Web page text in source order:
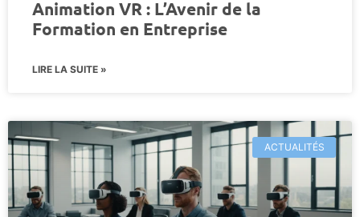
Animation VR : L’Avenir de la
Formation en Entreprise
LIRE LA SUITE »
ACTUALITÉS